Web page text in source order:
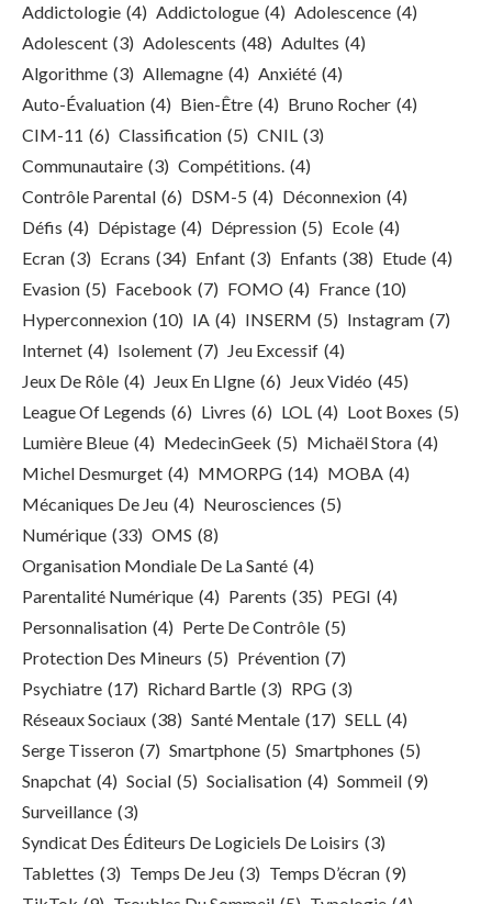
Addictologie (4) Addictologue (4) Adolescence (4)
Adolescent (3) Adolescents (48) Adultes (4)
Algorithme (3) Allemagne (4) Anxiété (4)
Auto-Évaluation (4) Bien-Être (4) Bruno Rocher (4)
CIM-11 (6) Classification (5) CNIL (3)
Communautaire (3) Compétitions. (4)
Contrôle Parental (6) DSM-5 (4) Déconnexion (4)
Défis (4) Dépistage (4) Dépression (5) Ecole (4)
Ecran (3) Ecrans (34) Enfant (3) Enfants (38) Etude (4)
Evasion (5) Facebook (7) FOMO (4) France (10)
Hyperconnexion (10) IA (4) INSERM (5) Instagram (7)
Internet (4) Isolement (7) Jeu Excessif (4)
Jeux De Rôle (4) Jeux En LIgne (6) Jeux Vidéo (45)
League Of Legends (6) Livres (6) LOL (4) Loot Boxes (5)
Lumière Bleue (4) MedecinGeek (5) Michaël Stora (4)
Michel Desmurget (4) MMORPG (14) MOBA (4)
Mécaniques De Jeu (4) Neurosciences (5)
Numérique (33) OMS (8)
Organisation Mondiale De La Santé (4)
Parentalité Numérique (4) Parents (35) PEGI (4)
Personnalisation (4) Perte De Contrôle (5)
Protection Des Mineurs (5) Prévention (7)
Psychiatre (17) Richard Bartle (3) RPG (3)
Réseaux Sociaux (38) Santé Mentale (17) SELL (4)
Serge Tisseron (7) Smartphone (5) Smartphones (5)
Snapchat (4) Social (5) Socialisation (4) Sommeil (9)
Surveillance (3)
Syndicat Des Éditeurs De Logiciels De Loisirs (3)
Tablettes (3) Temps De Jeu (3) Temps D’écran (9)